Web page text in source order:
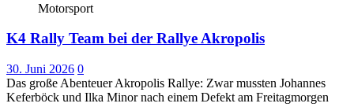
Motorsport
K4 Rally Team bei der Rallye Akropolis
30. Juni 2026 0
Das große Abenteuer Akropolis Rallye: Zwar mussten Johannes
Keferböck und Ilka Minor nach einem Defekt am Freitagmorgen